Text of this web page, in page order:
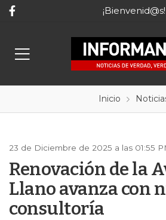
¡Bienvenid@s!
Inicio
23 de Diciembre de 2025 a las 01:55
Renovación de la
Llano avanza con
consultoría